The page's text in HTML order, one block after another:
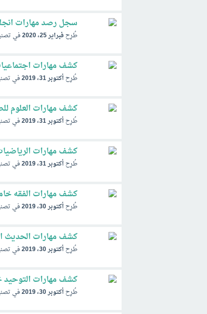
سجل رصد مهارات
طُرِحفبراير 25، 2020 في
كشف مهارات اجتماعيات خامس
طُرِحأكتوبر 31، 2019 في
كشف مهارات العلوم للصف
طُرِحأكتوبر 31، 2019 في
كشف مهارات الرياضيات للصف
طُرِحأكتوبر 31، 2019 في
كشف مهارات الفقه خامس ف1 الفصل
طُرِحأكتوبر 30، 2019 في
كشف مهارات الحديث الصف
طُرِحأكتوبر 30، 2019 في
كشف مهارات التوحيد خامس ف1
طُرِحأكتوبر 30، 2019 في